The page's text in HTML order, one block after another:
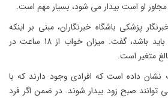
او است بیدار می شود، بسیار مهم است.
پزشکی باشگاه خبرنگاران، مبنی بر اینکه
میزان خواب در افراد چقدر باید باشد، گفت: میزان خواب از 18 ساعت در
داده است که افرادی وجود دارند که با
توانند صبح زود بیدار شوند. در ضمن اگر فرد